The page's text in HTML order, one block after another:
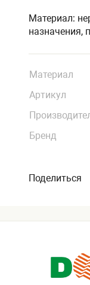
Материал:
назначения,
Материал
Артикул
Бренд
Поделиться